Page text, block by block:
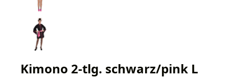
Kimono 2-tlg. schwarz/pink L